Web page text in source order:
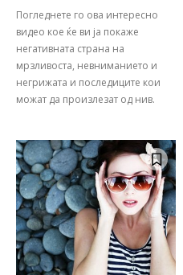
Погледнете го ова интересно
видео кое ќе ви ја покаже
негативната страна на
мрзливоста, невниманието и
негрижата и последиците кои
можат да произлезат од нив.